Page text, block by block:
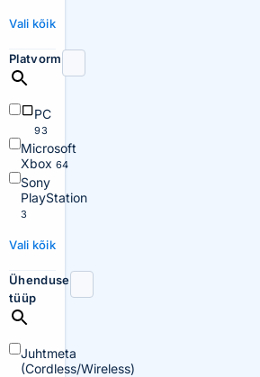
Vali kõik
Platvorm
PC
93
Microsoft
Xbox 64
Sony
PlayStation
3
Vali kõik
Ühenduse
tüüp
Juhtmeta
(Cordless/Wireless)